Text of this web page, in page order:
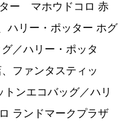
ー マホウドコロ 赤
ハリー・ポッター ホグ
／ハリー・ポッタ
ファンタスティッ
ンエコバッグ／ハリ
ランドマークプラザ